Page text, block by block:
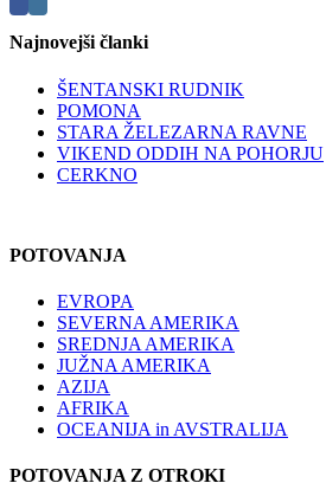
Najnovejši članki
ŠENTANSKI RUDNIK
POMONA
STARA ŽELEZARNA RAVNE
VIKEND ODDIH NA POHORJU
CERKNO
POTOVANJA
EVROPA
SEVERNA AMERIKA
SREDNJA AMERIKA
JUŽNA AMERIKA
AZIJA
AFRIKA
OCEANIJA in AVSTRALIJA
POTOVANJA Z OTROKI